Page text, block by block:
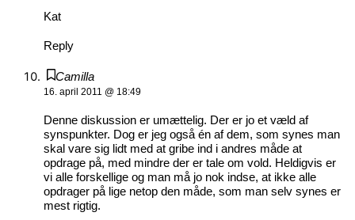
Kat
Reply
Camilla
16. april 2011 @ 18:49
Denne diskussion er umættelig. Der er jo et væld af
synspunkter. Dog er jeg også én af dem, som synes man
skal vare sig lidt med at gribe ind i andres måde at
opdrage på, med mindre der er tale om vold. Heldigvis er
vi alle forskellige og man må jo nok indse, at ikke alle
opdrager på lige netop den måde, som man selv synes er
mest rigtig.